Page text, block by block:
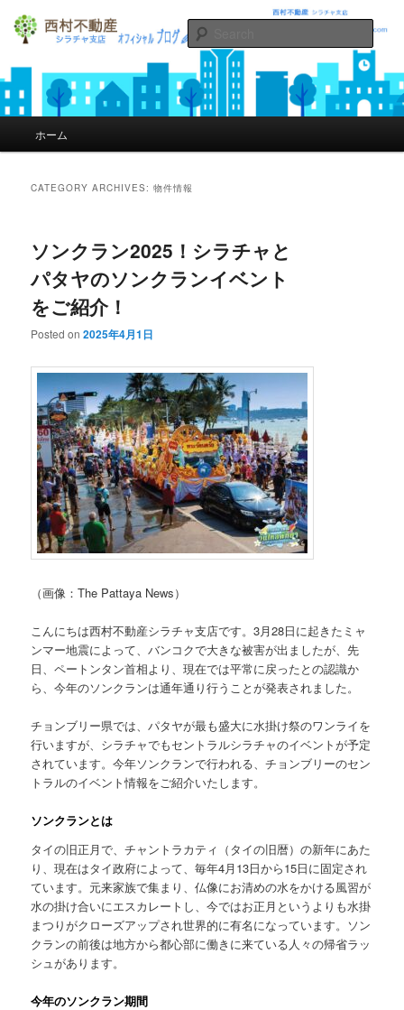
シラチャの不動産西村不動産オフィ
シャルブログ
Skip to primary content
Skip to secondary content
ホーム
CATEGORY ARCHIVES:物件情報
ソンクラン2025！シラチャと
パタヤのソンクランイベント
をご紹介！
Posted on2025年4月1日
（画像：The Pattaya News）
こんにちは西村不動産シラチャ支店です。3月28日に起きたミャ
ンマー地震によって、バンコクで大きな被害が出ましたが、先
日、ペートンタン首相より、現在では平常に戻ったとの認識か
ら、今年のソンクランは通年通り行うことが発表されました。
チョンブリー県では、パタヤが最も盛大に水掛け祭のワンライを
行いますが、シラチャでもセントラルシラチャのイベントが予定
されています。今年ソンクランで行われる、チョンブリーのセン
トラルのイベント情報をご紹介いたします。
ソンクランとは
タイの旧正月で、チャントラカティ（タイの旧暦）の新年にあた
り、現在はタイ政府によって、毎年4月13日から15日に固定され
ています。元来家族で集まり、仏像にお清めの水をかける風習が
水の掛け合いにエスカレートし、今ではお正月というよりも水掛
まつりがクローズアップされ世界的に有名になっています。ソン
クランの前後は地方から都心部に働きに来ている人々の帰省ラッ
シュがあります。
今年のソンクラン期間